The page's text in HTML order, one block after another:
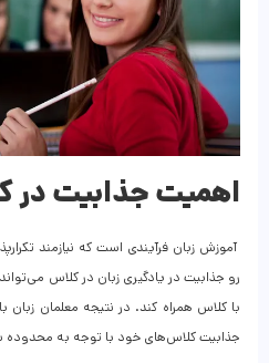
اهمیت جذابیت در
آموزش زبان فرآیندی است که نیازمند
رو جذابیت در یادگیری زبان در کلاس
با کلاس همراه کند. در نتیجه معلمان زبان
جذابیت کلاس‌های خود با توجه به محدوده